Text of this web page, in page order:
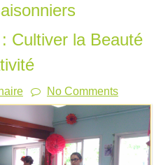
Cultiver la Beauté
No Comments